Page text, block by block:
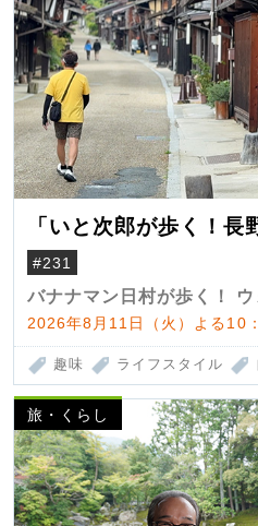
「いと次郎が歩く！長
#231
バナナマン日村が歩く！
2026年8月11日（火）よる10
趣味 ライフスタイル
旅・くらし